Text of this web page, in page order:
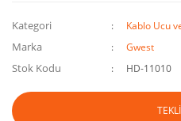
Kategori Kablo Ucu
Marka Gwest
Stok Kodu HD-11010